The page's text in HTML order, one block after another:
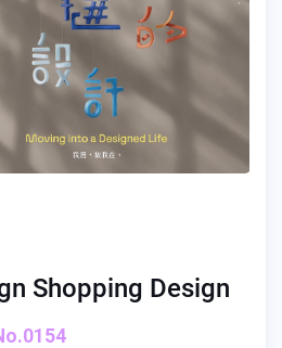
Shopping Design